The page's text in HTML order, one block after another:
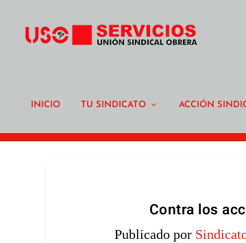
INICIO TU SINDICATO ACCIÓN
Contra los
Publicado por